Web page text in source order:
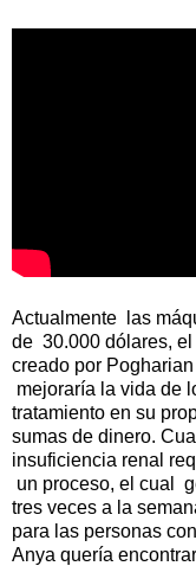
Actualmente las
de 30.000 dólares, el
creado por
mejoraría la vida de
tratamiento en su
sumas de dinero.
insuficiencia renal
un proceso, el cual
tres veces a la
para las personas
Anya quería